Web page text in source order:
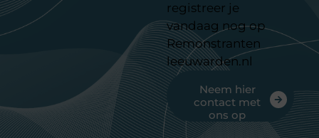
registreer je
vandaag nog op
Remonstranten
leeuwarden.nl
Neem hier
contact met
ons op